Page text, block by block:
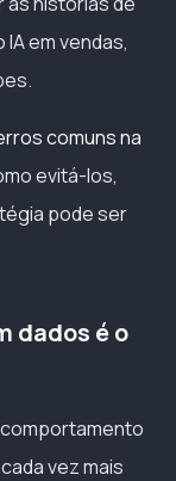
em vendas,
comuns na
evitá-los,
pode ser
dados é o
vez mais